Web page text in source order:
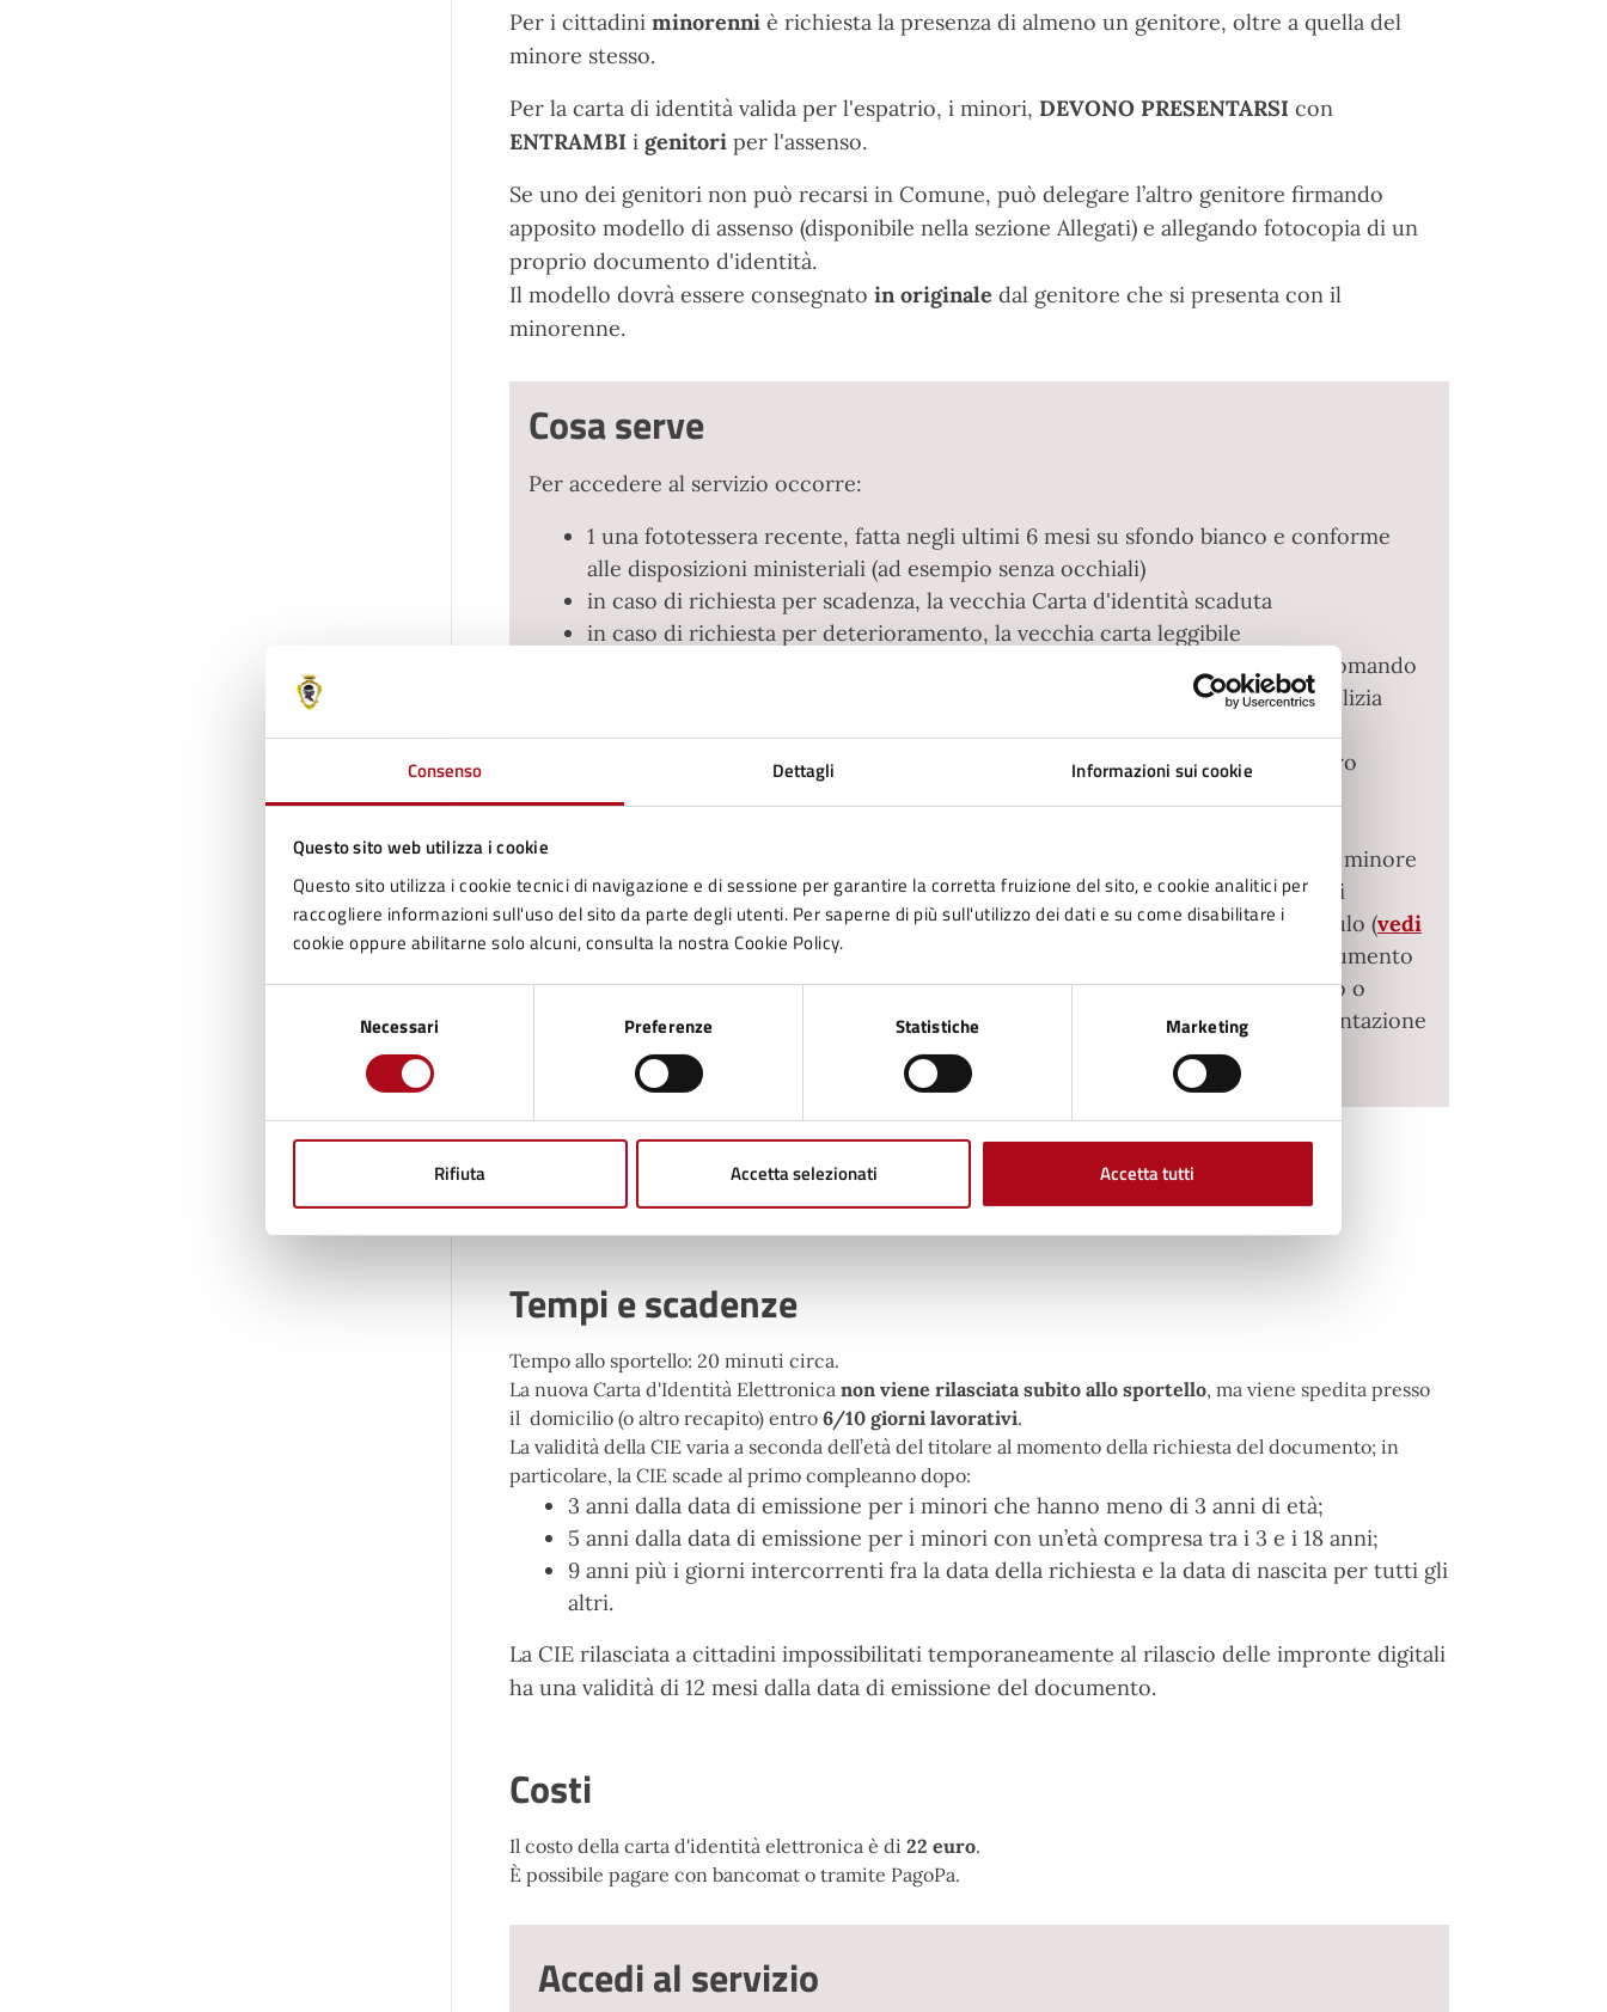
Consenso Dettagli Informazioni sui cookie
Questo sito web utilizza i cookie
Questo sito utilizza i cookie tecnici di navigazione e di sessione per garantire la corretta fruizione del sito, e cookie analitici per
raccogliere informazioni sull'uso del sito da parte degli utenti. Per saperne di più sull'utilizzo dei dati e su come disabilitare i
cookie oppure abilitarne solo alcuni, consulta la nostra Cookie Policy.
Necessari Preferenze Statistiche Marketing
Rifiuta Accetta selezionati Accetta tutti
Per i cittadini minorenni è richiesta la presenza di almeno un genitore, oltre a quella del
minore stesso.
Per la carta di identità valida per l'espatrio, i minori, DEVONO PRESENTARSI con
ENTRAMBI i genitori per l'assenso.
Se uno dei genitori non può recarsi in Comune, può delegare l’altro genitore firmando
apposito modello di assenso (disponibile nella sezione Allegati) e allegando fotocopia di un
proprio documento d'identità.
Il modello dovrà essere consegnato in originale dal genitore che si presenta con il
minorenne.
Cosa serve
Per accedere al servizio occorre:
1 una fototessera recente, fatta negli ultimi 6 mesi su sfondo bianco e conforme
alle disposizioni ministeriali (ad esempio senza occhiali)
in caso di richiesta per scadenza, la vecchia Carta d'identità scaduta
in caso di richiesta per deterioramento, la vecchia carta leggibile
in caso di furto o smarrimento, la denuncia originale effettuata presso il Comando
dei Carabinieri, al Commissariato di Pubblica Sicurezza o al Comando di Polizia
documento di riconoscimento (vecchia CI/CIE non deteriorata ovvero altro
Per i minorenni, presenza di almeno uno dei genitori (oltre la presenza del minore
stesso). Se il documento deve essere valido per l'espatrio, serve l'assenso di
entrambi i genitori. Se uno non può presentarsi, assenso su specifico modulo (vedi
Allegati) consegnare all'altro genitore, sottoscritto, con fotocopia del documento
Per cittadini stranieri extra UE: Validità in corso del permesso di soggiorno o
documentazione che provi il rinnovo in corso (ricevuta postale della presentazione
Kit di rinnovo +fotocopia del permesso scaduto).
Cosa si ottiene
Tempi e scadenze
Tempo allo sportello: 20 minuti circa.
La nuova Carta d'Identità Elettronica non viene rilasciata subito allo sportello, ma viene spedita presso
il domicilio (o altro recapito) entro 6/10 giorni lavorativi.
La validità della CIE varia a seconda dell’età del titolare al momento della richiesta del documento; in
particolare, la CIE scade al primo compleanno dopo:
3 anni dalla data di emissione per i minori che hanno meno di 3 anni di età;
5 anni dalla data di emissione per i minori con un’età compresa tra i 3 e i 18 anni;
9 anni più i giorni intercorrenti fra la data della richiesta e la data di nascita per tutti gli
altri.
La CIE rilasciata a cittadini impossibilitati temporaneamente al rilascio delle impronte digitali
ha una validità di 12 mesi dalla data di emissione del documento.
Costi
Il costo della carta d'identità elettronica è di 22 euro.
È possibile pagare con bancomat o tramite PagoPa.
Accedi al servizio